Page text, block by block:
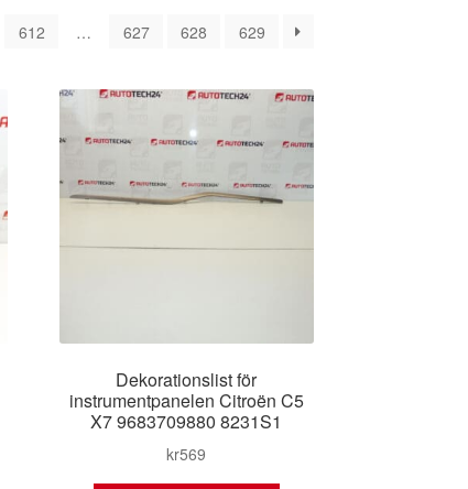
612 … 627 628 629
Dekorationslist för
instrumentpanelen Citroën C5
X7 9683709880 8231S1
kr569